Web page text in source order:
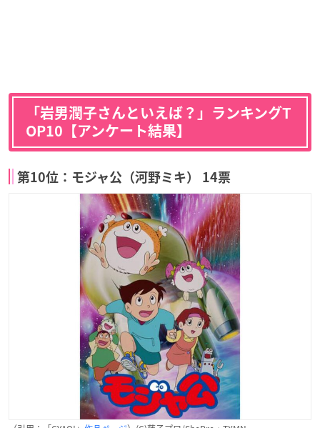
「岩男潤子さんといえば？」ランキングT
OP10【アンケート結果】
第10位：モジャ公（河野ミキ） 14票